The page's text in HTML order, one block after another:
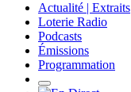
Actualité | Extraits
Loterie Radio
Podcasts
Émissions
Programmation